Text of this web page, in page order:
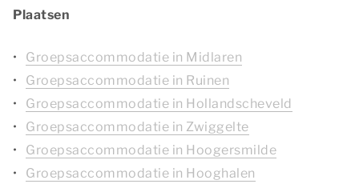
Plaatsen
Groepsaccommodatie in Midlaren
Groepsaccommodatie in Ruinen
Groepsaccommodatie in Hollandscheveld
Groepsaccommodatie in Zwiggelte
Groepsaccommodatie in Hoogersmilde
Groepsaccommodatie in Hooghalen